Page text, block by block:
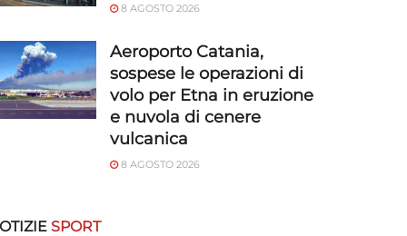
8 AGOSTO 2026
Aeroporto Catania,
sospese le operazioni di
volo per Etna in eruzione
e nuvola di cenere
vulcanica
8 AGOSTO 2026
SPORT